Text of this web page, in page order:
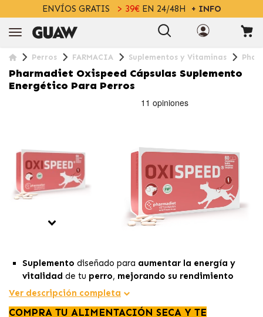
ENVÍOS GRATIS > 39€EN 24/48H + INFO
Perros FARMACIA Suplementos y Vitaminas
Pharmadiet Oxispeed Cápsulas Suplemento
Energético Para Perros
Suplemento diseñado para aumentar la energía y
vitalidad de tu perro, mejorando su rendimiento
físico.
Contiene
y
producción de energía duranteactividades exigentes.
Ver descripción completa
COMPRA TU ALIMENTACIÓN SECA Y TE